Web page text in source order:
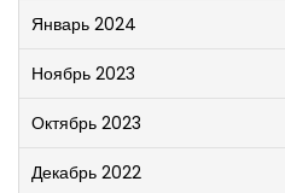
Январь 2024
Ноябрь 2023
Октябрь 2023
Декабрь 2022